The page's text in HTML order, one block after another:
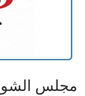
مجلس